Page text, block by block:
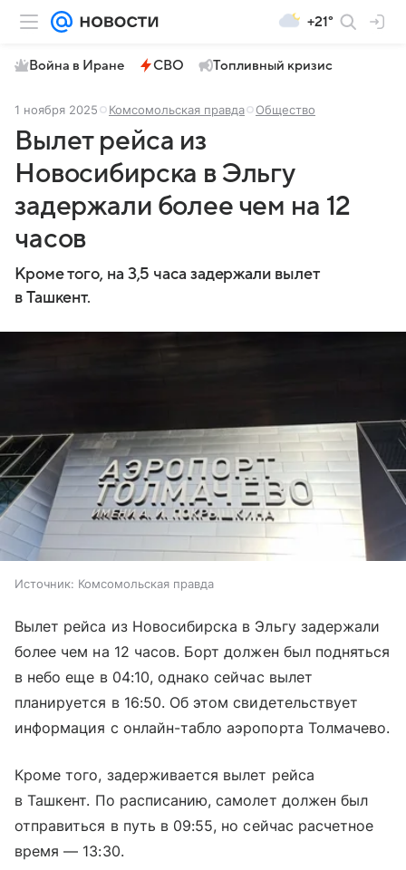
+21°
Война в Иране СВО Топливный кризис
1 ноября 2025 Комсомольская правда Общество
Вылет рейса из
Новосибирска в Эльгу
задержали более чем на 12
часов
Кроме того, на 3,5 часа задержали вылет
в Ташкент.
Источник: Комсомольская правда
Вылет рейса из Новосибирска в Эльгу задержали
более чем на 12 часов. Борт должен был подняться
в небо еще в 04:10, однако сейчас вылет
планируется в 16:50. Об этом свидетельствует
информация с онлайн-табло аэропорта Толмачево.
Кроме того, задерживается вылет рейса
в Ташкент. По расписанию, самолет должен был
отправиться в путь в 09:55, но сейчас расчетное
время — 13:30.